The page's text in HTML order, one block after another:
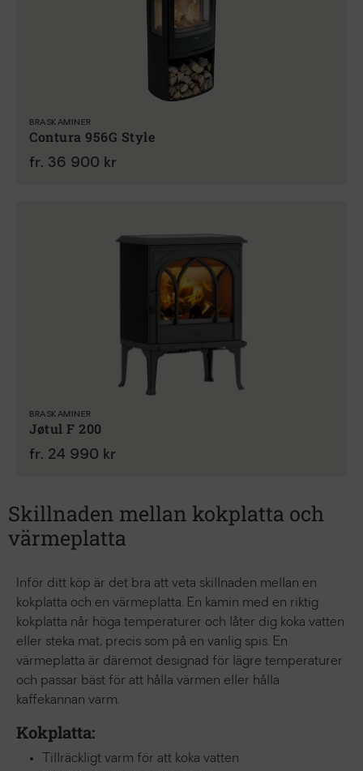
BRASKAMINER
Contura 956G Style
fr. 36 900 kr
BRASKAMINER
Jøtul F 200
fr. 24 990 kr
Skillnaden mellan kokplatta och
värmeplatta
Inför ditt köp är det bra att veta skillnaden mellan en
kokplatta och en värmeplatta. En kamin med en riktig
kokplatta når höga temperaturer och låter dig koka vatten
eller steka mat, precis som på en vanlig spis. En
värmeplatta är däremot designad för lägre temperaturer
och passar bäst för att hålla värmen eller hålla
kaffekannan varm.
Kokplatta:
Tillräckligt varm för att koka vatten